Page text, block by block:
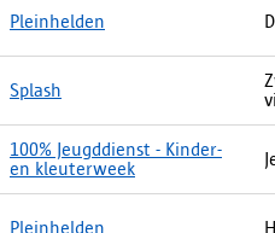
Pleinhelden
Splash
100% Jeugddienst - Kinder-
en kleuterweek
Pleinhelden